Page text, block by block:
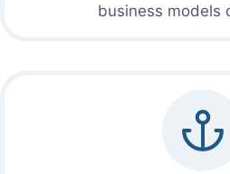
business models